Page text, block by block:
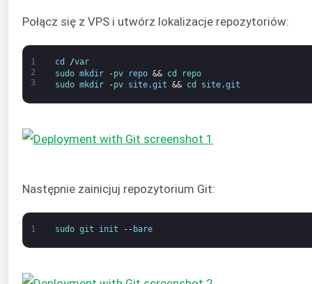
Połącz się z VPS i utwórz lokalizacje repozytoriów:
1
2
3
cd /var
sudo mkdir -pv repo && cd
repo
sudo mkdir -pv site.git && cd site.git
Następnie zainicjuj repozytorium Git:
1 sudo git init -- bare